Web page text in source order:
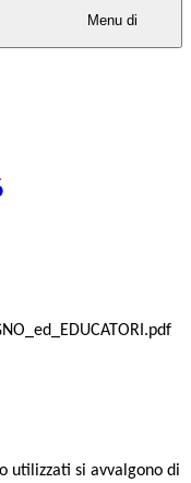
Menu di
utilizzati si avvalgono di